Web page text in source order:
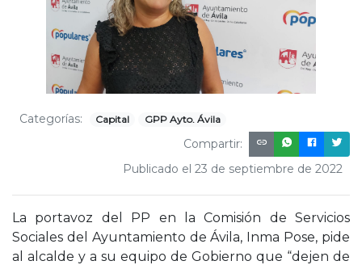
Categorías: Capital GPP Ayto. Ávila
Compartir:
Publicado el 23 de septiembre de 2022
La portavoz del PP en la Comisión de Servicios
Sociales del Ayuntamiento de Ávila, Inma Pose, pide
al alcalde y a su equipo de Gobierno que “dejen de